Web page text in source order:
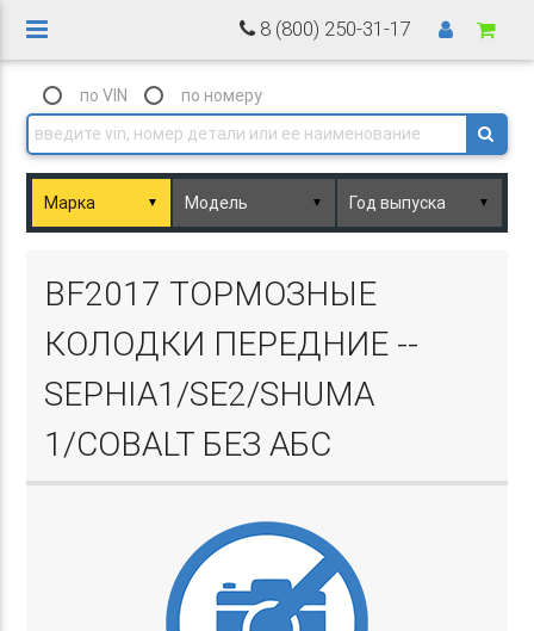
8 (800) 250-31-17
по VIN по номеру
▼ ▼ ▼
BF2017 ТОРМОЗНЫЕ
КОЛОДКИ ПЕРЕДНИЕ --
SEPHIA1/SE2/SHUMA
1/COBALT БЕЗ АБС